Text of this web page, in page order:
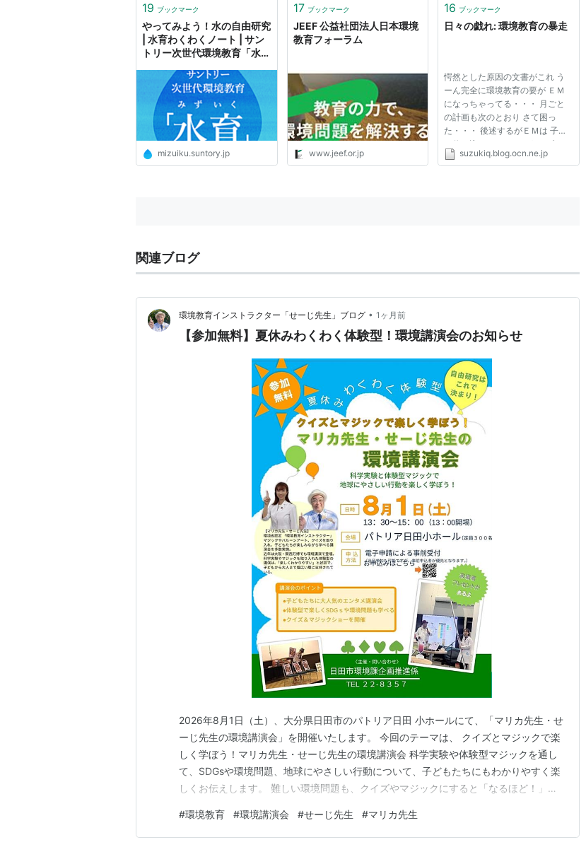
19 ブックマーク
やってみよう！水の自由研究
| 水育わくわくノート | サン
トリー次世代環境教育「水育
mizuiku.suntory.jp
17 ブックマーク
JEEF 公益社団法人日本環境
教育フォーラム
www.jeef.or.jp
16 ブックマーク
日々の戯れ: 環境教育の暴走
愕然とした原因の文書がこれ う
ーん完全に環境教育の要が ＥＭ
になっちゃってる・・・ 月ごと
の計画も次のとおり さて困っ
た・・・ 後述するがＥＭは 子供
に信じ込ませていいようなブツで
はない それがこんなふうに教え
suzukiq.blog.ocn.ne.jp
関連ブログ
環境教育インストラクター「せーじ先生」ブログ • 1ヶ月前
【参加無料】夏休みわくわく体験型！環境講演会のお知らせ
2026年8月1日（土）、大分県日田市のパトリア日田 小ホールにて、「マリカ先生・せ
ーじ先生の環境講演会」を開催いたします。 今回のテーマは、 クイズとマジックで楽
しく学ぼう！マリカ先生・せーじ先生の環境講演会 科学実験や体験型マジックを通し
て、SDGsや環境問題、地球にやさしい行動について、子どもたちにもわかりやすく楽
しくお伝えします。 難しい環境問題も、クイズやマジックにすると「なるほど！」
ー”のような講演会です。 当日は、子どもたちに人気のエンタメ講演会として、親子で
楽しみながら学べる内容をご用意しています。…
#環境教育 #環境講演会 #せーじ先生 #マリカ先生